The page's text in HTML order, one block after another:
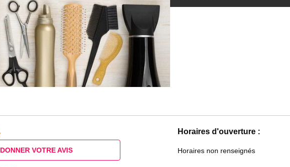
Horaires d'ouverture :
Horaires non renseignés
DONNER VOTRE AVIS